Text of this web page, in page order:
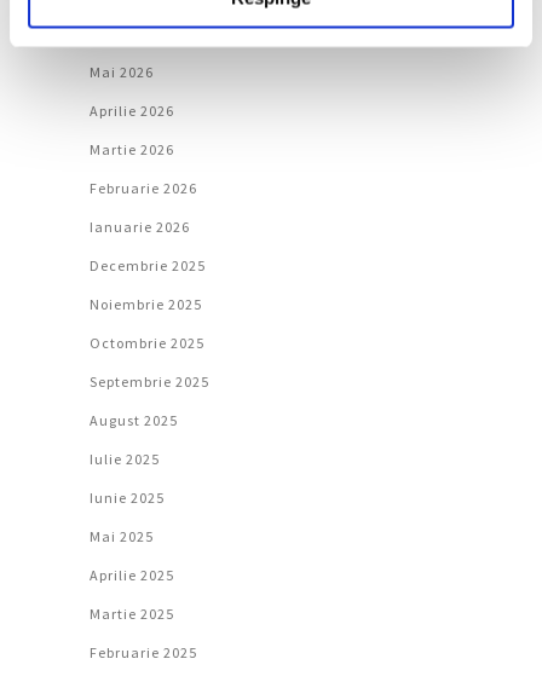
Iunie 2026
Mai 2026
Aprilie 2026
Martie 2026
Februarie 2026
Ianuarie 2026
Decembrie 2025
Noiembrie 2025
Octombrie 2025
Septembrie 2025
August 2025
Iulie 2025
Iunie 2025
Mai 2025
Aprilie 2025
Martie 2025
Februarie 2025